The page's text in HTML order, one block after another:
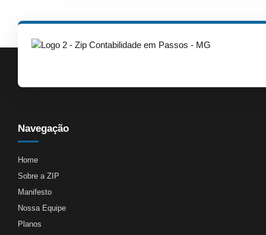
Navegação
Home
Sobre a ZIP
Manifesto
Nossa Equipe
Planos